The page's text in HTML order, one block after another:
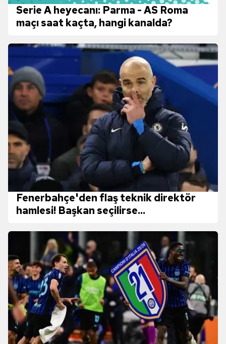
Serie A heyecanı: Parma - AS Roma
maçı saat kaçta, hangi kanalda?
Fenerbahçe'den flaş teknik direktör
hamlesi! Başkan seçilirse...